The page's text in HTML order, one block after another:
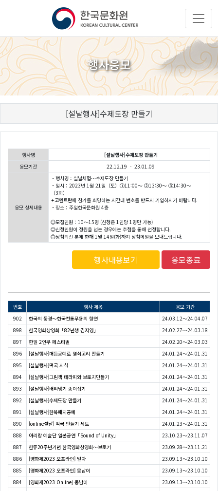
행사응모
[설날행사]수제도장 만들기
행사명
[설날행사]수제도장 만들기
응모기간
22.12.19 - 23.01.09
응모 상세내용
・행사명：설날체험〜수제도장 만들기
・일시：2023년 1월 21일（토）①11:00～ ②13:30～ ③14:30～
（3회）
✦코멘트란에 참가를 희망하는 시간대 번호를 반드시 기입하시기 바랍니다.
・장소：주일한국문화원 4층
◎모집인원：10〜15명 (신청은 1인당 1명만 가능)
◎신청인원이 정원을 넘는 경우에는 추첨을 통해 선정합니다.
◎당첨되신 분에 한해 1월 14일(화)까지 당첨메일을 보내드립니다.
행사내용보기 응모종료
번호 행사 제목
응모 기간
902
한국의 풍경～한국전통무용의 향연
24.03.12～24.04.07
898
한국영화상영회「82년생 김지영」
24.02.27～24.03.18
897
한일 2인무 페스티벌
24.02.20～24.03.03
896
[설날행사]매듭공예로 열쇠고리 만들기
24.01.24～24.01.31
895
[설날행사]떡국 시식
24.01.24～24.01.31
894
[설날행사]그림책 테라피와 브로치만들기
24.01.24～24.01.31
893
[설날행사]배씨댕기 종이접기
24.01.24～24.01.31
892
[설날행사]수제도장 만들기
24.01.24～24.01.31
891
[설날행사]한복패치공예
24.01.24～24.01.31
890
[online설날] 떡국 만들기 세트
24.01.23～24.01.31
888
아리랑 예술단 일본공연「Sound of Unity」
23.10.23～23.11.07
887
한류20주년기념 한국영화상영회〜브로커
23.09.28～23.11.21
886
[영화제2023 오프라인] 말아
23.09.13～23.10.10
885
[영화제2023 오프라인] 웅남이
23.09.13～23.10.10
884
[영화제2023 Online] 웅남이
23.09.13～23.10.10